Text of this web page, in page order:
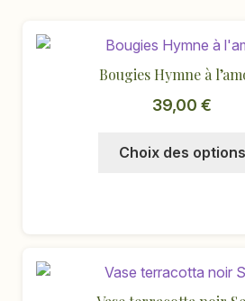
Bougies Hymne à
39,00 €
Choix des options